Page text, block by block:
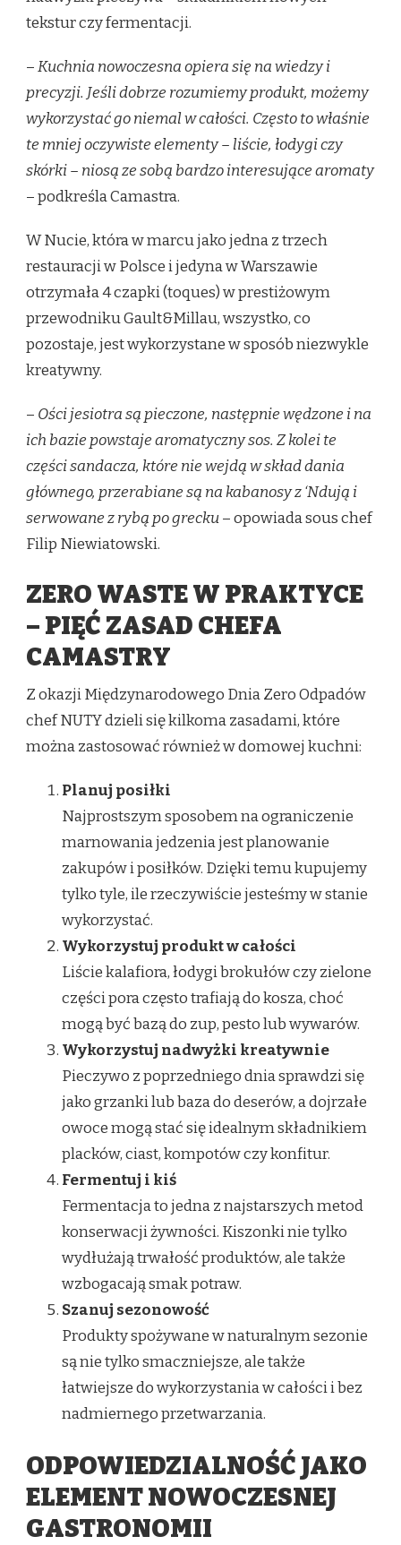
tekstur czy fermentacji.
–Kuchnia nowoczesna opiera się na wiedzy i
precyzji. Jeśli dobrze rozumiemy produkt, możemy
wykorzystać go niemal w całości. Często to właśnie
te mniej oczywiste elementy – liście, łodygi czy
skórki – niosą ze sobą bardzo interesujące aromaty
– podkreśla Camastra.
W Nucie, która w marcu jako jedna z trzech
restauracji w Polsce i jedyna w Warszawie
otrzymała 4 czapki (toques) w prestiżowym
przewodniku Gault&Millau, wszystko, co
pozostaje, jest wykorzystane w sposób niezwykle
kreatywny.
– Ości jesiotra są pieczone, następnie wędzone i na
ich bazie powstaje aromatyczny sos. Z kolei te
części sandacza, które nie wejdą w skład dania
głównego, przerabiane są na kabanosy z ‘Ndują i
serwowane z rybą po grecku– opowiada sous chef
Filip Niewiatowski.
ZERO WASTE W PRAKTYCE
– PIĘĆ ZASAD CHEFA
CAMASTRY
Z okazji Międzynarodowego Dnia Zero Odpadów
chef NUTY dzieli się kilkoma zasadami, które
można zastosować również w domowej kuchni:
Planuj posiłki
Najprostszym sposobem na ograniczenie
marnowania jedzenia jest planowanie
zakupów i posiłków. Dzięki temu kupujemy
tylko tyle, ile rzeczywiście jesteśmy w stanie
wykorzystać.
Wykorzystuj produkt w całości
Liście kalafiora, łodygi brokułów czy zielone
części pora często trafiają do kosza, choć
mogą być bazą do zup, pesto lub wywarów.
Wykorzystuj nadwyżki kreatywnie
Pieczywo z poprzedniego dnia sprawdzi się
jako grzanki lub baza do deserów, a dojrzałe
owoce mogą stać się idealnym składnikiem
placków, ciast, kompotów czy konfitur.
Fermentuj i kiś
Fermentacja to jedna z najstarszych metod
konserwacji żywności. Kiszonki nie tylko
wydłużają trwałość produktów, ale także
wzbogacają smak potraw.
Szanuj sezonowość
Produkty spożywane w naturalnym sezonie
są nie tylko smaczniejsze, ale także
łatwiejsze do wykorzystania w całości i bez
nadmiernego przetwarzania.
ODPOWIEDZIALNOŚĆ JAKO
ELEMENT NOWOCZESNEJ
GASTRONOMII